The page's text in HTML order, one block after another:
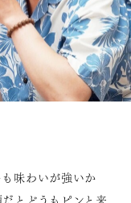
味わいが強いか